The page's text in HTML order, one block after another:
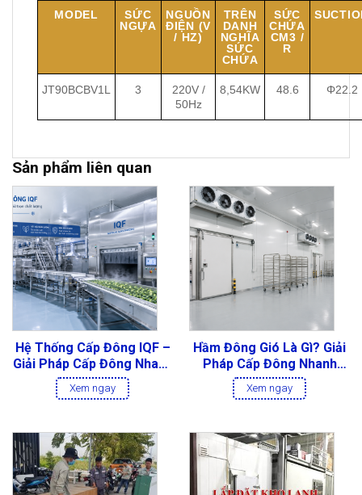
MODEL
SỨC
NGỰA
NGUỒN
ĐIỆN (V
/ HZ)
TRÊN
DANH
NGHĨA
SỨC
CHỨA
SỨC
CHỨA
CM3 /
R
JT90BCBV1L 3
220V /
50Hz
8,54KW 48.6 Φ22.2
Sản phẩm liên quan
Hệ Thống Cấp Đông IQF –
Giải Pháp Cấp Đông Nhanh
Liên Tục Cho Nhà Máy
Thực Phẩm
Xem ngay
Hầm Đông Gió Là Gì? Giải
Pháp Cấp Đông Nhanh
Cho Thủy Sản, Thịt Và
Thực Phẩm
Xem ngay